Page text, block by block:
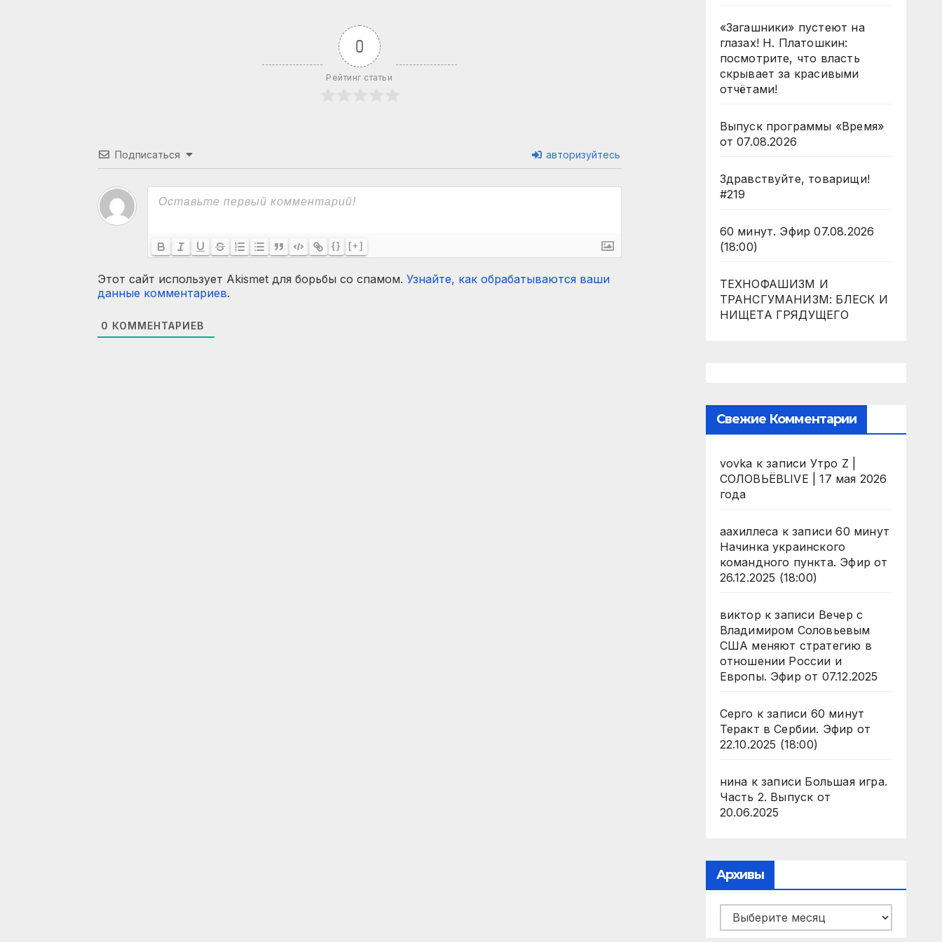
0
Рейтинг статьи
Подписаться авторизуйтесь
{} [+]
Этот сайт использует Akismet для борьбы со спамом. Узнайте, как обрабатываются ваши
данные комментариев.
0 КОММЕНТАРИЕВ
«Загашники» пустеют на
глазах! Н. Платошкин:
посмотрите, что власть
скрывает за красивыми
отчётами!
Выпуск программы «Время»
от 07.08.2026
Здравствуйте, товарищи!
#219
60 минут. Эфир 07.08.2026
(18:00)
ТЕХНОФАШИЗМ И
ТРАНСГУМАНИЗМ: БЛЕСК И
НИЩЕТА ГРЯДУЩЕГО
Свежие Комментарии
vovka к записи Утро Z |
СОЛОВЬЁВLIVE | 17 мая 2026
года
аахиллеса к записи60 минут
Начинка украинского
командного пункта. Эфир от
26.12.2025 (18:00)
виктор к записи Вечер с
Владимиром Соловьевым
США меняют стратегию в
отношении России и
Европы. Эфир от 07.12.2025
Серго к записи 60 минут
Теракт в Сербии. Эфир от
22.10.2025 (18:00)
нина к записи Большая игра.
Часть 2. Выпуск от
20.06.2025
Архивы
Архивы